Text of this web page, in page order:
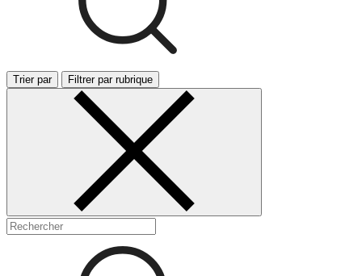
Trier par Filtrer par rubrique